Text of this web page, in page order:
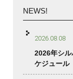
NEWS!
2026.08.08
2026年シ
ケジュール